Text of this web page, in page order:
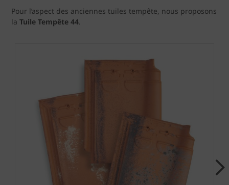
Pour l’aspect des anciennes tuiles tempête, nous proposons
la Tuile Tempête 44.